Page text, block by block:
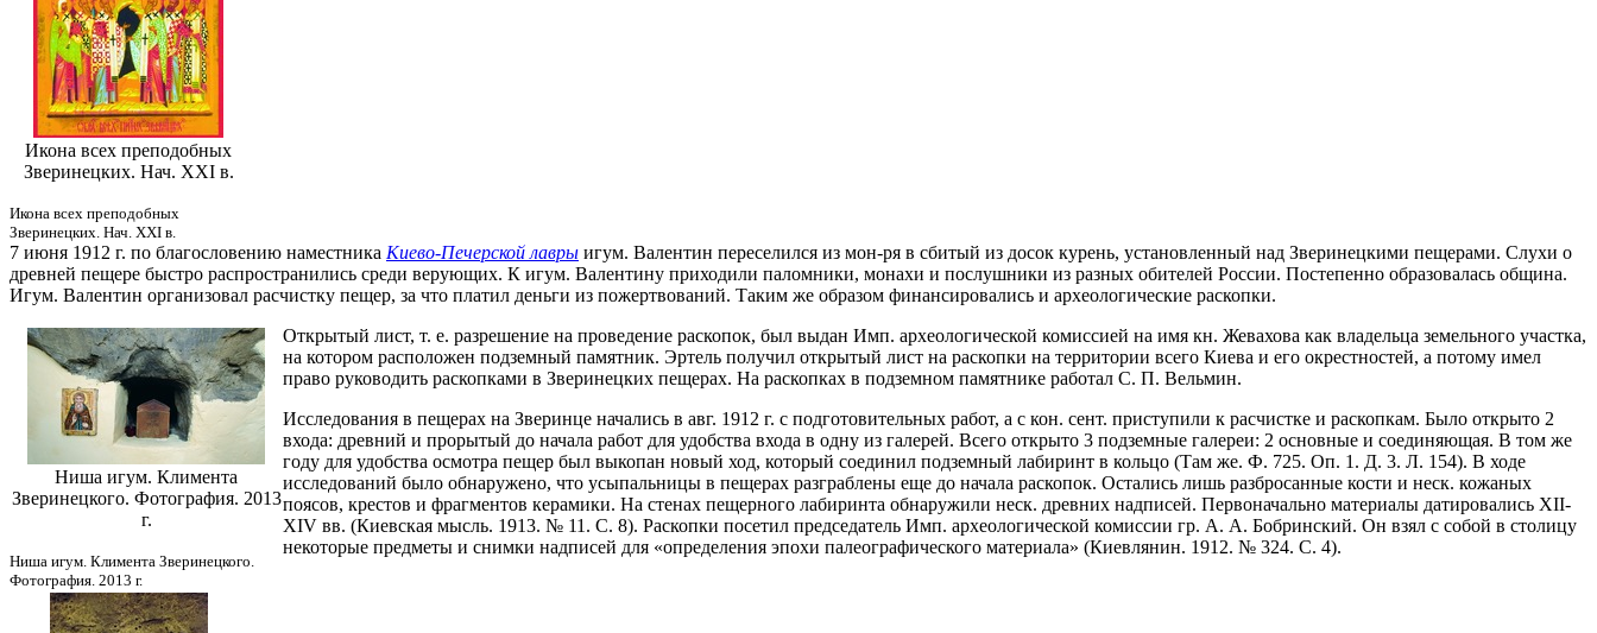
Икона всех преподобных
Зверинецких. Нач. XXI в.
Икона всех преподобных
Зверинецких. Нач. XXI в.
7 июня 1912 г. по благословению наместника Киево-Печерской лавры игум. Валентин переселился из мон-ря в сбитый из досок курень, установленный над Зверинецкими пещерами. Слухи о
древней пещере быстро распространились среди верующих. К игум. Валентину приходили паломники, монахи и послушники из разных обителей России. Постепенно образовалась община.
Игум. Валентин организовал расчистку пещер, за что платил деньги из пожертвований. Таким же образом финансировались и археологические раскопки.
Ниша игум. Климента
Зверинецкого. Фотография. 2013
г.
Ниша игум. Климента Зверинецкого.
Фотография. 2013 г.
Открытый лист, т. е. разрешение на проведение раскопок, был выдан Имп. археологической комиссией на имя кн. Жевахова как владельца земельного участка,
на котором расположен подземный памятник. Эртель получил открытый лист на раскопки на территории всего Киева и его окрестностей, а потому имел
право руководить раскопками в Зверинецких пещерах. На раскопках в подземном памятнике работал С. П. Вельмин.
Исследования в пещерах на Зверинце начались в авг. 1912 г. с подготовительных работ, а с кон. сент. приступили к расчистке и раскопкам. Было открыто 2
входа: древний и прорытый до начала работ для удобства входа в одну из галерей. Всего открыто 3 подземные галереи: 2 основные и соединяющая. В том же
году для удобства осмотра пещер был выкопан новый ход, который соединил подземный лабиринт в кольцо (Там же. Ф. 725. Оп. 1. Д. 3. Л. 154). В ходе
исследований было обнаружено, что усыпальницы в пещерах разграблены еще до начала раскопок. Остались лишь разбросанные кости и неск. кожаных
поясов, крестов и фрагментов керамики. На стенах пещерного лабиринта обнаружили неск. древних надписей. Первоначально материалы датировались XII-
XIV вв. (Киевская мысль. 1913. № 11. С. 8). Раскопки посетил председатель Имп. археологической комиссии гр. А. А. Бобринский. Он взял с собой в столицу
некоторые предметы и снимки надписей для «определения эпохи палеографического материала» (Киевлянин. 1912. № 324. С. 4).